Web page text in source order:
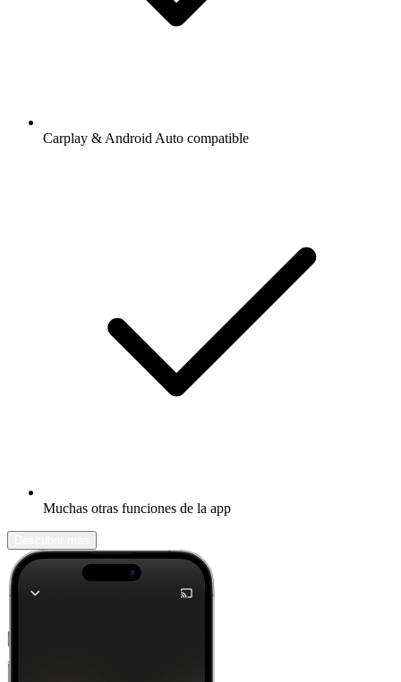
Carplay & Android Auto compatible
Muchas otras funciones de la app